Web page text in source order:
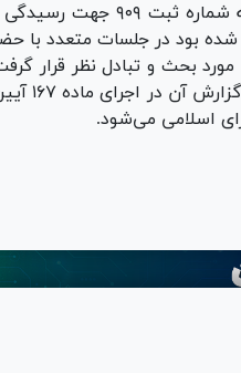
حمایت از فرهنگ عفاف و حجاب و حمایت از سلامت
بود در جلسات متعدد با
بحث و تبادل نظر قرار گرفت
اصلاحاتی برای مدت
اسلامی می‌شود.